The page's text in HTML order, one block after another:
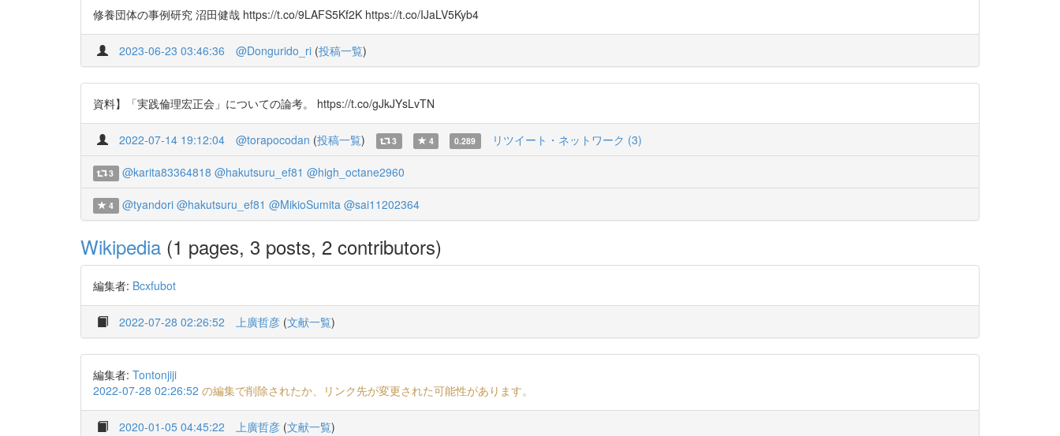
修養団体の事例研究 沼田健哉 https://t.co/9LAFS5Kf2K https://t.co/IJaLV5Kyb4
2023-06-23 03:46:36 @Dongurido_ri (投稿一覧)
資料】「実践倫理宏正会」についての論考。 https://t.co/gJkJYsLvTN
2022-07-14 19:12:04 @torapocodan (投稿一覧) 3 4 0.289 リツイート・ネットワーク (3)
3 @karita83364818 @hakutsuru_ef81 @high_octane2960
4 @tyandori @hakutsuru_ef81 @MikioSumita @sai11202364
Wikipedia (1 pages, 3 posts, 2 contributors)
編集者: Bcxfubot
2022-07-28 02:26:52 上廣哲彦 (文献一覧)
編集者: Tontonjiji
2022-07-28 02:26:52 の編集で削除されたか、リンク先が変更された可能性があります。
2020-01-05 04:45:22 上廣哲彦 (文献一覧)